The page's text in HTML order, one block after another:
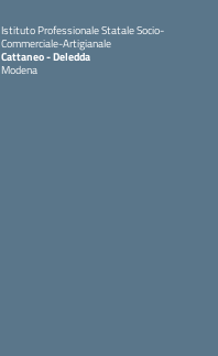
Istituto Professionale Statale Socio-
Commerciale-Artigianale
Cattaneo - Deledda
Modena